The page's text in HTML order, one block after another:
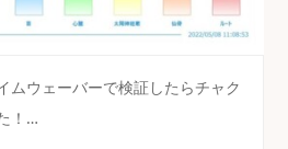
ムウェーバーで検証したらチャク
！…